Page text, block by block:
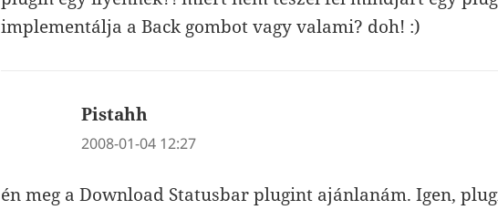
implementálja a Back gombot vagy valami? doh! :)
Pistahh
2008-01-04 12:27
én meg a Download Statusbar plugint ajánlanám. Igen,